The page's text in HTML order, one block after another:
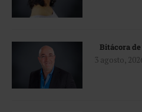
Bitácora
3 agosto,